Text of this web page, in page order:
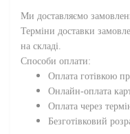
Ми доставляємо
Терміни доставки
на складі.
Способи оплати:
Оплата готівкою
Онлайн-оплата
Оплата через
Безготівковий